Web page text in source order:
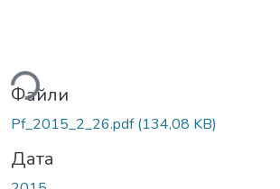
Файли
Pf_2015_2_26.pdf(134,08 KB)
Дата